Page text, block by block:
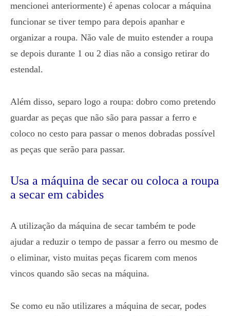
mencionei anteriormente) é apenas colocar a máquina
funcionar se tiver tempo para depois apanhar e
organizar a roupa. Não vale de muito estender a roupa
se depois durante 1 ou 2 dias não a consigo retirar do
estendal.
Além disso, separo logo a roupa: dobro como pretendo
guardar as peças que não são para passar a ferro e
coloco no cesto para passar o menos dobradas possível
as peças que serão para passar.
Usa a máquina de secar ou coloca a roupa
a secar em cabides
A utilização da máquina de secar também te pode
ajudar a reduzir o tempo de passar a ferro ou mesmo de
o eliminar, visto muitas peças ficarem com menos
vincos quando são secas na máquina.
Se como eu não utilizares a máquina de secar, podes